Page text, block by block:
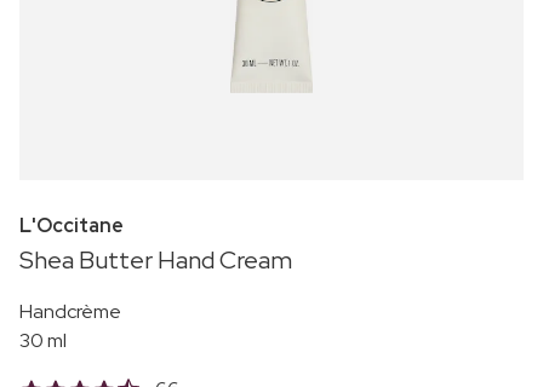
L'Occitane
Shea Butter Hand Cream
Handcrème
30 ml